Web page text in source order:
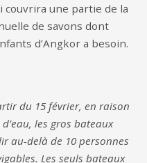
couvrira une partie de la
de savons dont
d’Angkor a besoin.
du 15 février, en raison
les gros bateaux
au-delà de 10 personnes
Les seuls bateaux